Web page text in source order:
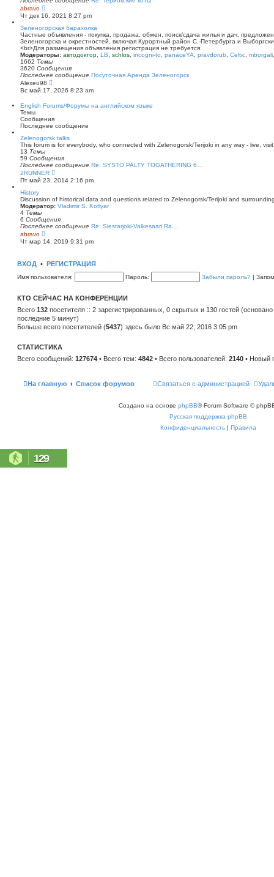
с
о
о
щ
е
н
и
ю
с
л
е
д
н
е
м
у
о
щ
н
abravo
е
р
е
й
т
и
к
п
о
с
л
е
д
е
у
с
о
б
щ
е
н
и
ю
Чт дек 16, 2021 8:27 pm
Зеленогорская барахолка
Частные объявления - покупка, продажа, обмен, поиск/сдача жилья и дач,
Зеленогорска и окрестностей, включая Курортный район С.-Петербурга и
<br>Для размещения объявления регистрация не требуется.
Модераторы: автодоктор LB schlos incogni-to panaceYA pravdorub Celtic mborgali
1662 Темы
3620 Сообщения
Последнее сообщение Посуточная Аренда Зеленогорск
Alexeu98
е
р
й
и
к
п
о
с
е
д
н
е
с
о
б
щ
н
Вс май 17, 2026 8:23 am
English Forums/Форумы на английском языке
Темы
Сообщения
Последнее сообщение
Zelenogorsk talks
This forum is for everybody, who connected with Zelenogorsk/Terijoki in any way - live,
13 Темы
59 Сообщения
Последнее сообщение Re: SYSTO PALTY TOGATHERING 6…
2RUNNER
е
р
й
т
к
п
с
л
н
м
о
б
щ
е
ю
Пт май 23, 2014 2:16 pm
History
Discussion of historical data and questions related to Zelenogorsk/Terijoki and
Модератор: Vladimir S. Kotlyar
4 Темы
6 Сообщения
Последнее сообщение Re: Siestarjoki-Valkesaari Ra…
abravo
е
р
т
к
о
с
л
е
д
н
у
о
е
Чт мар 14, 2019 9:31 pm
ВХОД • РЕГИСТРАЦИЯ
Имя пользователя: Пароль: Забыли пароль? |
КТО СЕЙЧАС НА КОНФЕРЕНЦИИ
Всего 132 посетителя :: 2 зарегистрированных, 0 скрытых и 130 гостей
последние 5 минут)
Больше всего посетителей (5437) здесь было Вс май 22, 2016 3:05 pm
СТАТИСТИКА
Всего сообщений: 127674 • Всего тем: 4842 • Всего пользователей: 2140 • Новый
На главную Список форумов Связаться с администрацией
Создано на основе phpBB® Forum Software ©
Русская поддержка phpBB
Конфиденциальность | Правила
129